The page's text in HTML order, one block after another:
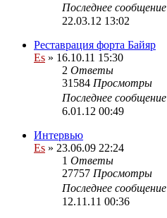
Последнее сообщение
22.03.12 13:02
Реставрация форта Байяр
Es » 16.10.11 15:30
2 Ответы
31584 Просмотры
Последнее сообщение
6.01.12 00:49
Интервью
Es » 23.06.09 22:24
1 Ответы
27757 Просмотры
Последнее сообщение
12.11.11 00:36